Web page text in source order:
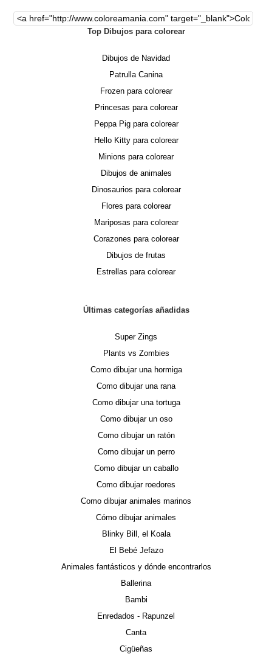
Top Dibujos para colorear
Dibujos de Navidad
Patrulla Canina
Frozen para colorear
Princesas para colorear
Peppa Pig para colorear
Hello Kitty para colorear
Minions para colorear
Dibujos de animales
Dinosaurios para colorear
Flores para colorear
Mariposas para colorear
Corazones para colorear
Dibujos de frutas
Estrellas para colorear
Últimas categorías añadidas
Super Zings
Plants vs Zombies
Como dibujar una hormiga
Como dibujar una rana
Como dibujar una tortuga
Como dibujar un oso
Como dibujar un ratón
Como dibujar un perro
Como dibujar un caballo
Como dibujar roedores
Como dibujar animales marinos
Cómo dibujar animales
Blinky Bill, el Koala
El Bebé Jefazo
Animales fantásticos y dónde encontrarlos
Ballerina
Bambi
Enredados - Rapunzel
Canta
Cigüeñas